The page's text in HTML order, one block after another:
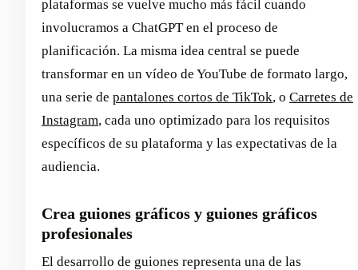
plataformas se vuelve mucho más fácil cuando
involucramos a ChatGPT en el proceso de
planificación. La misma idea central se puede
transformar en un vídeo de YouTube de formato largo,
una serie de pantalones cortos de TikTok, o Carretes de
Instagram, cada uno optimizado para los requisitos
específicos de su plataforma y las expectativas de la
audiencia.
Crea guiones gráficos y guiones gráficos
profesionales
El desarrollo de guiones representa una de las